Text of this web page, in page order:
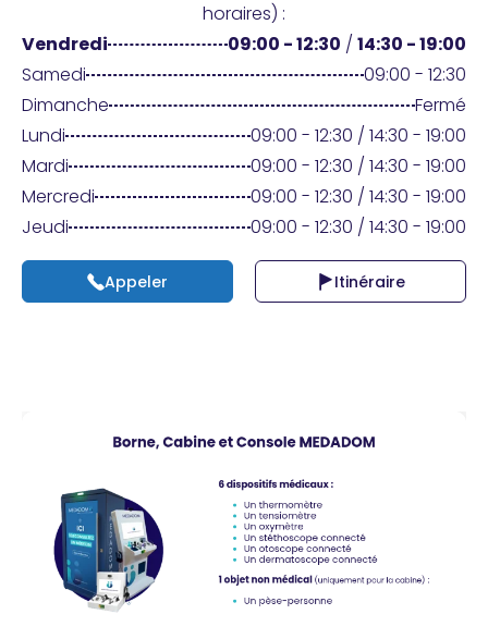
Connexion
Praticien ?
horaires) :
Vendredi
09:00 - 12:30 / 14:30 - 19:00
Samedi
09:00 - 12:30
Dimanche
Fermé
Lundi
09:00 - 12:30 / 14:30 - 19:00
Mardi
09:00 - 12:30 / 14:30 - 19:00
Mercredi
09:00 - 12:30 / 14:30 - 19:00
Jeudi
09:00 - 12:30 / 14:30 - 19:00
Appeler Itinéraire